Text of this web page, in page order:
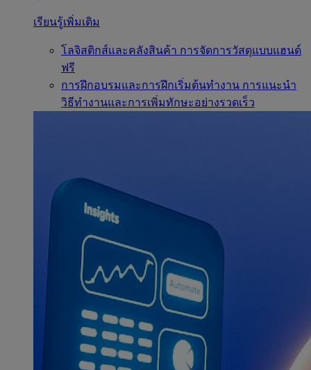
เรียนรู้เพิ่มเติม
โลจิสติกส์และคลังสินค้า การจัดการวัสดุแบบแฮนด์
ฟรี
การฝึกอบรมและการฝึกเริ่มต้นทำงาน การแนะนำ
วิธีทำงานและการเพิ่มทักษะอย่างรวดเร็ว